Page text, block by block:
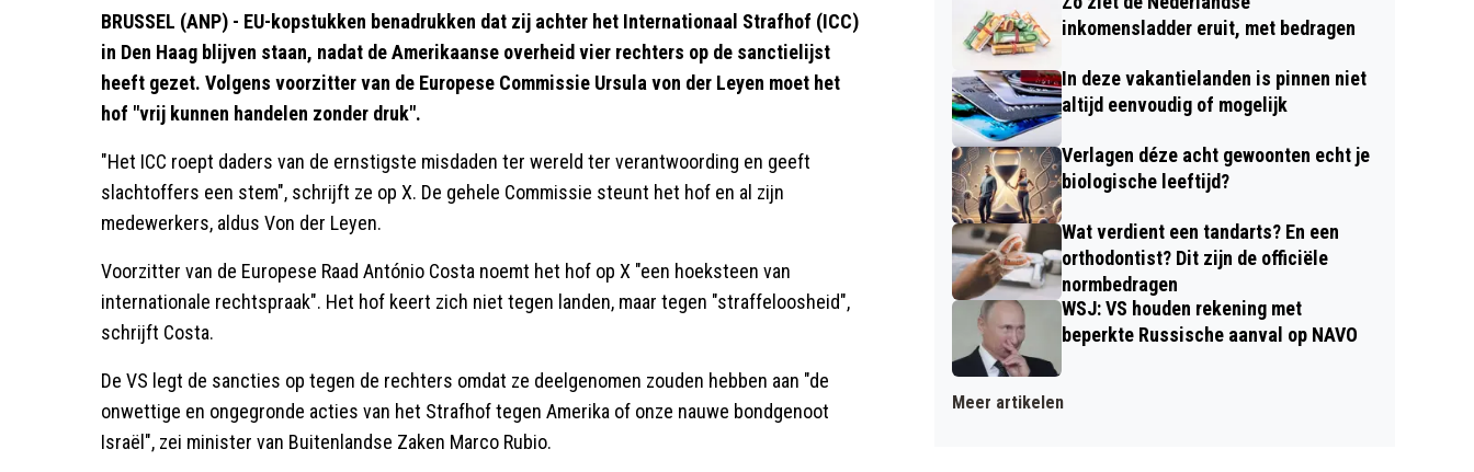
BRUSSEL (ANP) - EU-kopstukken benadrukken dat zij achter het Internationaal Strafhof (ICC)
in Den Haag blijven staan, nadat de Amerikaanse overheid vier rechters op de sanctielijst
heeft gezet. Volgens voorzitter van de Europese Commissie Ursula von der Leyen moet het
hof "vrij kunnen handelen zonder druk".
"Het ICC roept daders van de ernstigste misdaden ter wereld ter verantwoording en geeft
slachtoffers een stem", schrijft ze op X. De gehele Commissie steunt het hof en al zijn
medewerkers, aldus Von der Leyen.
Voorzitter van de Europese Raad António Costa noemt het hof op X "een hoeksteen van
internationale rechtspraak". Het hof keert zich niet tegen landen, maar tegen "straffeloosheid",
schrijft Costa.
De VS legt de sancties op tegen de rechters omdat ze deelgenomen zouden hebben aan "de
onwettige en ongegronde acties van het Strafhof tegen Amerika of onze nauwe bondgenoot
Israël", zei minister van Buitenlandse Zaken Marco Rubio.
inkomensladder eruit, met bedragen
In deze vakantielanden is pinnen niet
altijd eenvoudig of mogelijk
Verlagen déze acht gewoonten echt je
biologische leeftijd?
Wat verdient een tandarts? En een
orthodontist? Dit zijn de officiële
normbedragen
WSJ: VS houden rekening met
beperkte Russische aanval op NAVO
Meer artikelen